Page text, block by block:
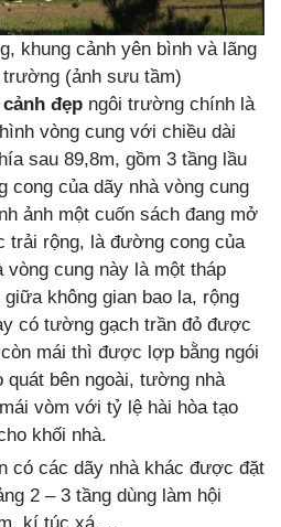
khung cảnh yên bình và lãng
trường (ảnh sưu tầm)
cảnh đẹp ngôi trường chính là
vòng cung với chiều dài
sau 89,8m, gồm 3 tầng lầu
cong của dãy nhà vòng cung
ảnh một cuốn sách đang mở
trải rộng, là đường cong của
vòng cung này là một tháp
không gian bao la, rộng
có tường gạch trần đỏ được
mái thì được lợp bằng ngói
bên ngoài, tường nhà
vòm với tỷ lệ hài hòa tạo
khối nhà.
có các dãy nhà khác được đặt
2 – 3 tầng dùng làm hội